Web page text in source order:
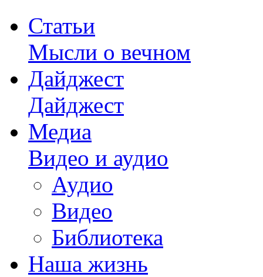
Статьи
Мысли о вечном
Дайджест
Дайджест
Медиа
Видео и аудио
Аудио
Видео
Библиотека
Наша жизнь